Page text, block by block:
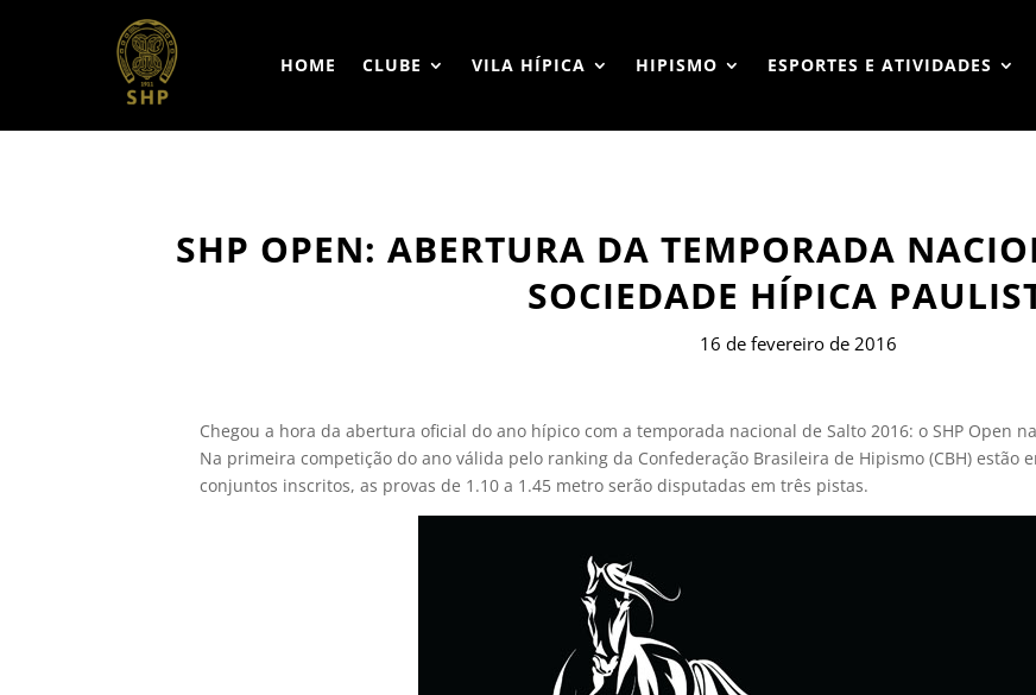
HOME CLUBE VILA HÍPICA HIPISMO ESPORTES E ATIVIDADES
SHP OPEN: ABERTURA DA TEMPORADA
SOCIEDADE HÍPICA
16 de fevereiro de 2016
Chegou a hora da abertura oficial do ano hípico com a temporada nacional de Salto 2016: o SHP Open
Na primeira competição do ano válida pelo ranking da Confederação Brasileira de Hipismo (CBH) estão
conjuntos inscritos, as provas de 1.10 a 1.45 metro serão disputadas em três pistas.